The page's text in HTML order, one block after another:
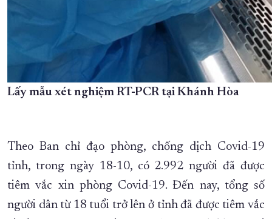
Lấy mẫu xét nghiệm RT-PCR tại Khánh Hòa
Theo Ban chỉ đạo phòng, chống dịch Covid-19
tỉnh, trong ngày 18-10, có 2.992 người đã được
tiêm vắc xin phòng Covid-19. Đến nay, tổng số
người dân từ 18 tuổi trở lên ở tỉnh đã được tiêm vắc